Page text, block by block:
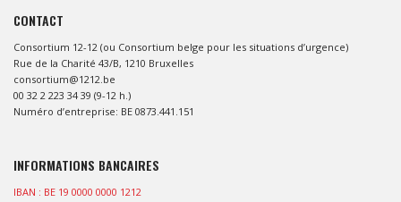
CONTACT
Consortium 12-12 (ou Consortium belge pour les situations d’urgence)
Rue de la Charité 43/B, 1210 Bruxelles
consortium@1212.be
00 32 2 223 34 39 (9-12 h.)
Numéro d’entreprise: BE 0873.441.151
INFORMATIONS BANCAIRES
IBAN : BE 19 0000 0000 1212